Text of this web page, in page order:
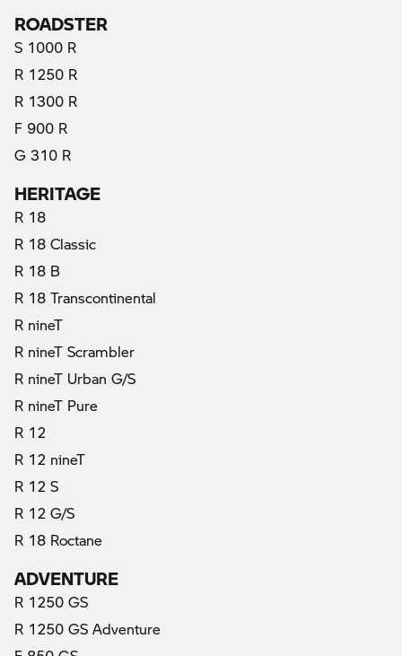
ROADSTER
S 1000 R
R 1250 R
R 1300 R
F 900 R
G 310 R
HERITAGE
R 18
R 18 Classic
R 18 B
R 18 Transcontinental
R nineT
R nineT Scrambler
R nineT Urban G/S
R nineT Pure
R 12
R 12 nineT(актуални)
R 12 S
R 12 G/S
R 18 Roctane
ADVENTURE
R 1250 GS
R 1250 GS Adventure